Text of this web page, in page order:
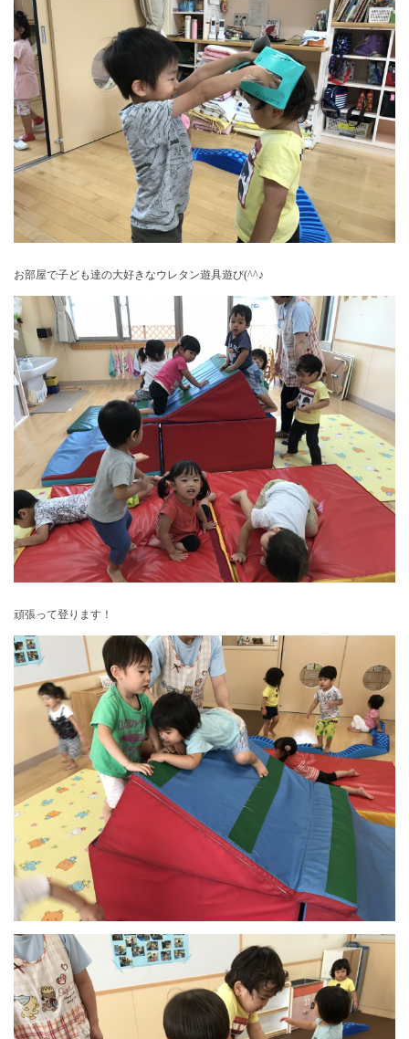
お部屋で子ども達の大好きなウレタン遊具遊び(^^♪
頑張って登ります！